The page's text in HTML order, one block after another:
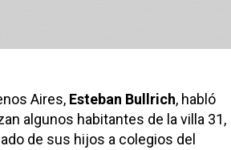
Aires, Esteban Bullrich, habló
algunos habitantes de la villa 31,
de sus hijos a colegios del